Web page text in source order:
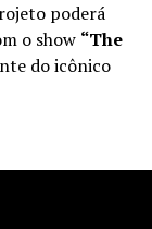
poderá
o show “The
do icônico